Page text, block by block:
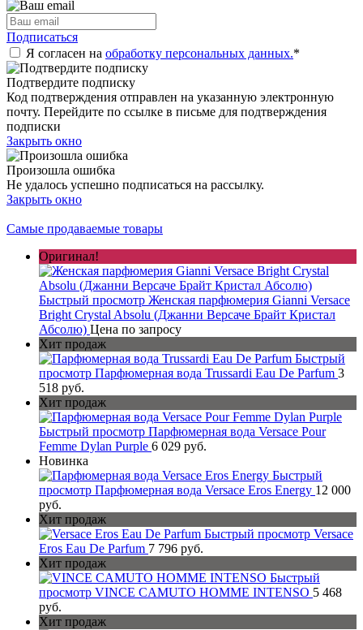
Подписаться
Я согласен на обработку персональных данных.*
Подтвердите подписку
Код подтверждения отправлен на указанную электронную
почту. Перейдите по ссылке в письме для подтверждения
подписки
Закрыть окно
Произошла ошибка
Не удалось успешно подписаться на рассылку.
Закрыть окно
Самые продаваемые товары
Оригинал!
Быстрый просмотр Женская парфюмерия Gianni Versace
Bright Crystal Absolu (Джанни Версаче Брайт Кристал
Абсолю) Цена по запросу
Хит продаж
Быстрый
просмотр Парфюмерная вода Trussardi Eau De Parfum 3
518 руб.
Хит продаж
Быстрый просмотр Парфюмерная вода Versace Pour
Femme Dylan Purple 6 029 руб.
Новинка
Быстрый
просмотр Парфюмерная вода Versace Eros Energy 12 000
руб.
Хит продаж
Быстрый просмотр Versace
Eros Eau De Parfum 7 796 руб.
Хит продаж
Быстрый
просмотр VINCE CAMUTO HOMME INTENSO 5 468
руб.
Хит продаж